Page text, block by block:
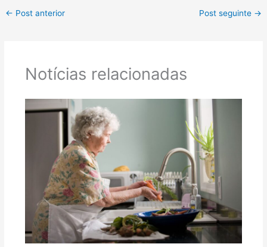
← Post anterior Post seguinte →
Notícias relacionadas